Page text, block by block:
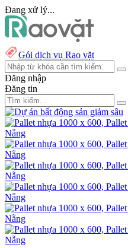
Đang xử lý...
Gói dịch vụ Rao vặt
Đăng nhập
Đăng tin